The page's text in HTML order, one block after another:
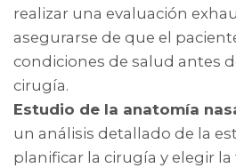
realizar una evaluación
asegurarse de que el
condiciones de salud antes
cirugía.
Estudio de la anatomía
un análisis detallado de la
planificar la cirugía y elegir